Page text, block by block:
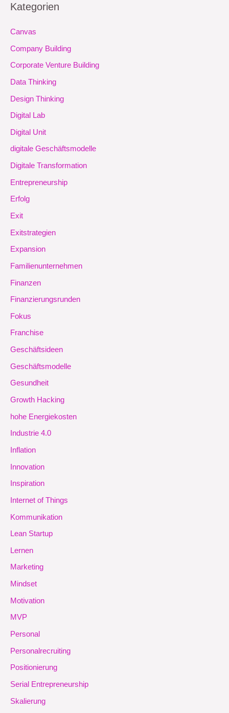
Kategorien
Canvas
Company Building
Corporate Venture Building
Data Thinking
Design Thinking
Digital Lab
Digital Unit
digitale Geschäftsmodelle
Digitale Transformation
Entrepreneurship
Erfolg
Exit
Exitstrategien
Expansion
Familienunternehmen
Finanzen
Finanzierungsrunden
Fokus
Franchise
Geschäftsideen
Geschäftsmodelle
Gesundheit
Growth Hacking
hohe Energiekosten
Industrie 4.0
Inflation
Innovation
Inspiration
Internet of Things
Kommunikation
Lean Startup
Lernen
Marketing
Mindset
Motivation
MVP
Personal
Personalrecruiting
Positionierung
Serial Entrepreneurship
Skalierung